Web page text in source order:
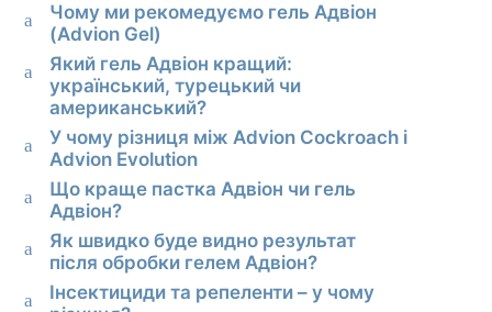
a
Чому ми рекомедуємо гель Адвіон
(Advion Gel)
a
Який гель Адвіон кращий:
український, турецький чи
американський?
a
У чому різниця між Advion Cockroach і
Advion Evolution
a
Що краще пастка Адвіон чи гель
Адвіон?
a
Як швидко буде видно результат
після обробки гелем Адвіон?
a
Інсектициди та репеленти – у чому